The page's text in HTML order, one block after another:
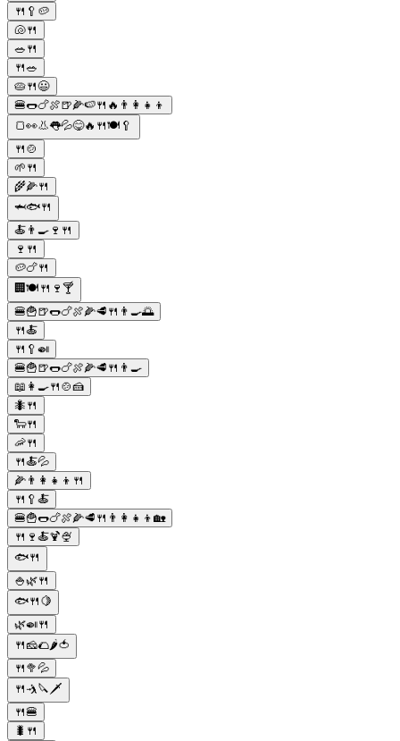
🍴🥄🥔
🐚🍴
🥗🍴
🍴🥗
🥧🍴😃
🍔🌭🍗🍖🍺🌽🍉🍴🔥👨‍👩‍👧‍👦
🍞👀👃👅💦😋🔥🍴🍽️🥄
🍴🍲
🌱🍴
🌾🌽🍴
🦈🐟🍴
🍝👨‍🍳🍷🍴
🍷🍴
🥔🍗🍴
🏢🍽️🍴🍷🍸
🍔🍟🍺🌭🍗🍖🌽🥩🍴👨‍🍳🌅
🍴🍝
🍴🥄🍛
🍔🍟🍺🌭🍗🍖🌽🥩🍴👨‍🍳
📖👩‍🍳🍴🍲🍰
🐜🍴
🐑🍴
🦐🍴
🍴🍝💦
🌽👨‍👩‍👧‍👦🍴
🍴🥄🍝
🍔🍟🌭🍗🍖🌽🥩🍴👨‍👩‍👧‍👦🏡
🍴🍷🍝🍹🍨
🐟🍴
🍚🌿🍴
🐟🍴🍋
🌿🍛🍴
🍴🧀🌮🌶️🍅
🍴🥦💦
🍴🤺🔪🗡
🍴🍔
🐛🍴